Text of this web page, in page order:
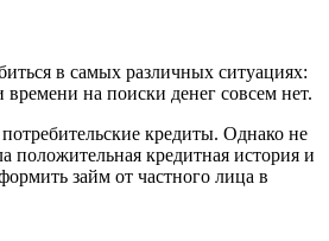
в самых различных ситуациях:
времени на поиски денег совсем нет.
кредиты. Однако не
положительная кредитная история и
займ от частного лица в